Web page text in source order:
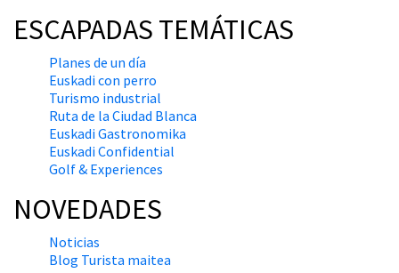
ESCAPADAS TEMÁTICAS
Planes de un día
Euskadi con perro
Turismo industrial
Ruta de la Ciudad Blanca
Euskadi Gastronomika
Euskadi Confidential
Golf & Experiences
NOVEDADES
Noticias
Blog Turista maitea